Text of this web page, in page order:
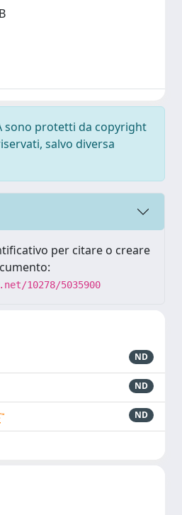
sono protetti da copyright
salvo diversa
per citare o creare
10278/5035900
ND
ND
ND